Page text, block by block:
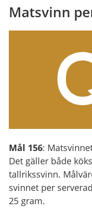
Matsvinn
Mål 156:
Det gäller både
tallrikssvinn.
svinnet per
25 gram.